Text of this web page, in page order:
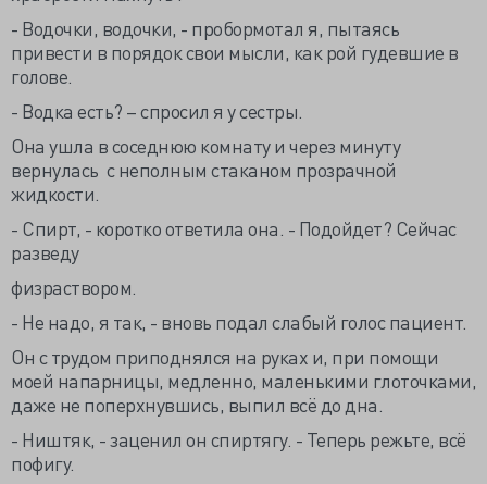
- Водочки, водочки, - пробормотал я, пытаясь
привести в порядок свои мысли, как рой гудевшие в
голове.
- Водка есть? – спросил я у сестры.
Она ушла в соседнюю комнату и через минуту
вернулась с неполным стаканом прозрачной
жидкости.
- Спирт, - коротко ответила она. - Подойдет? Сейчас
разведу
физраствором.
- Не надо, я так, - вновь подал слабый голос пациент.
Он с трудом приподнялся на руках и, при помощи
моей напарницы, медленно, маленькими глоточками,
даже не поперхнувшись, выпил всё до дна.
- Ништяк, - заценил он спиртягу. - Теперь режьте, всё
пофигу.